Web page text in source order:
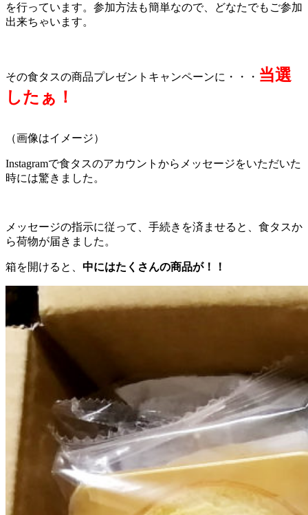
を行っています。参加方法も簡単なので、どなたでもご参加
出来ちゃいます。
その食タスの商品プレゼントキャンペーンに・・・ 当選
したぁ！
（画像はイメージ）
Instagramで食タスのアカウントからメッセージをいただいた
時には驚きました。
メッセージの指示に従って、手続きを済ませると、食タスか
ら荷物が届きました。
箱を開けると、 中にはたくさんの商品が！！